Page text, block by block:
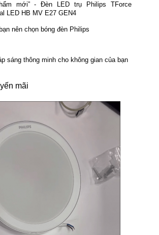
mới” - Đèn LED trụ Philips TForce
LED HB MV E27 GEN4
nên chọn bóng đèn Philips
sáng thông minh cho không gian của bạn
mãi